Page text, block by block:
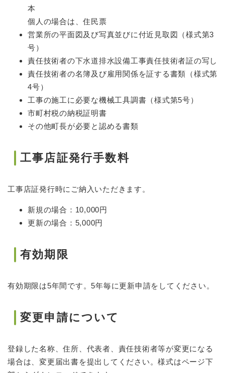
本
個人の場合は、住民票
営業所の平面図及び写真並びに付近見取図（様式第3
号）
責任技術者の下水道排水設備工事責任技術者証の写し
責任技術者の名簿及び雇用関係を証する書類（様式第
4号）
工事の施工に必要な機械工具調書（様式第5号）
市町村税の納税証明書
その他町長が必要と認める書類
工事店証発行手数料
工事店証発行時にご納入いただきます。
新規の場合：10,000円
更新の場合：5,000円
有効期限
有効期限は5年間です。5年毎に更新申請をしてください。
変更申請について
登録した名称、住所、代表者、責任技術者等が変更になる
場合は、変更届出書を提出してください。様式はページ下